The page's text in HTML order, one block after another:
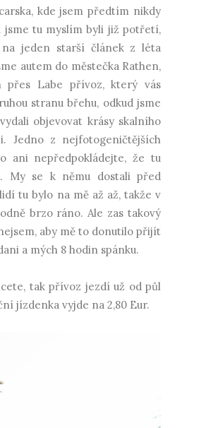
kde jsem předtím nikdy
jsme tu myslím byli již potřetí,
jeden starší článek z léta
autem do městečka Rathen,
přes Labe přívoz, který vás
stranu břehu, odkud jsme
objevovat krásy skalního
Jedno z nejfotogeničtějších
ani nepředpokládejte, že tu
My se k němu dostali před
tu bylo na mě až až, takže v
brzo ráno. Ale zas takový
aby mě to donutilo přijít
a mých 8 hodin spánku.
tak přívoz jezdí už od půl
jízdenka vyjde na 2,80 Eur.